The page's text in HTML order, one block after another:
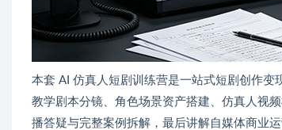
本套 AI 仿真人短剧训练营是一站式短剧创作
教学剧本分镜、角色场景资产搭建、仿真人视
播答疑与完整案例拆解，最后讲解自媒体商业